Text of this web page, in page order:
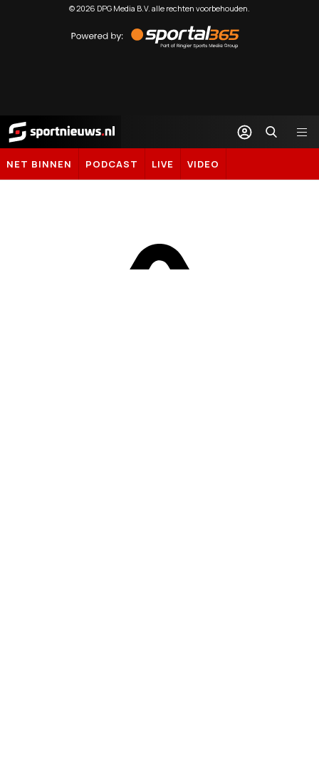
©2026 DPG Media B.V. alle rechten voorbehouden.
by
Sportal365
Sportnieuws.nl
NET BINNEN PODCAST LIVE VIDEO